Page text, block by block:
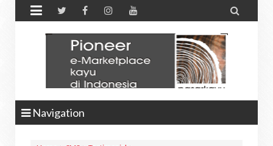
 
Navigation